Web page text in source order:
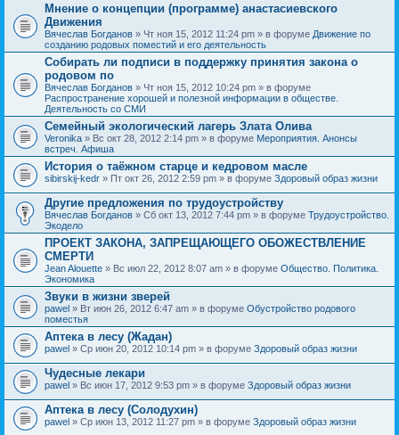
Мнение о концепции (программе) анастасиевского
Движения
Вячеслав Богданов » Чт ноя 15, 2012 11:24 pm » в форуме Движение по
созданию родовых поместий и его деятельность
Собирать ли подписи в поддержку принятия закона о
родовом по
Вячеслав Богданов » Чт ноя 15, 2012 10:24 pm » в форуме
Распространение хорошей и полезной информации в обществе.
Деятельность со СМИ
Семейный экологический лагерь Злата Олива
Veronika » Вс окт 28, 2012 2:14 pm » в форуме Мероприятия. Анонсы
встреч. Афиша
История о таёжном старце и кедровом масле
sibirskij-kedr » Пт окт 26, 2012 2:59 pm » в форуме Здоровый образ жизни
Другие предложения по трудоустройству
Вячеслав Богданов » Сб окт 13, 2012 7:44 pm » в форуме Трудоустройство.
Экодело
ПРОЕКТ ЗАКОНА, ЗАПРЕЩАЮЩЕГО ОБОЖЕСТВЛЕНИЕ
СМЕРТИ
Jean Alouette » Вс июл 22, 2012 8:07 am » в форуме Общество. Политика.
Экономика
Звуки в жизни зверей
pawel » Вт июн 26, 2012 6:47 am » в форуме Обустройство родового
поместья
Аптека в лесу (Жадан)
pawel » Ср июн 20, 2012 10:14 pm » в форуме Здоровый образ жизни
Чудесные лекари
pawel » Вс июн 17, 2012 9:53 pm » в форуме Здоровый образ жизни
Аптека в лесу (Солодухин)
pawel » Ср июн 13, 2012 11:27 pm » в форуме Здоровый образ жизни